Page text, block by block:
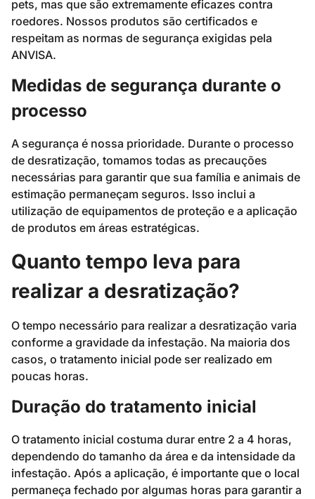
pets, mas que são extremamente eficazes contra
roedores. Nossos produtos são certificados e
respeitam as normas de segurança exigidas pela
ANVISA.
Medidas de segurança durante o
processo
A segurança é nossa prioridade. Durante o processo
de desratização, tomamos todas as precauções
necessárias para garantir que sua família e animais de
estimação permaneçam seguros. Isso inclui a
utilização de equipamentos de proteção e a aplicação
de produtos em áreas estratégicas.
Quanto tempo leva para
realizar a desratização?
O tempo necessário para realizar a desratização varia
conforme a gravidade da infestação. Na maioria dos
casos, o tratamento inicial pode ser realizado em
poucas horas.
Duração do tratamento inicial
O tratamento inicial costuma durar entre 2 a 4 horas,
dependendo do tamanho da área e da intensidade da
infestação. Após a aplicação, é importante que o local
permaneça fechado por algumas horas para garantir a